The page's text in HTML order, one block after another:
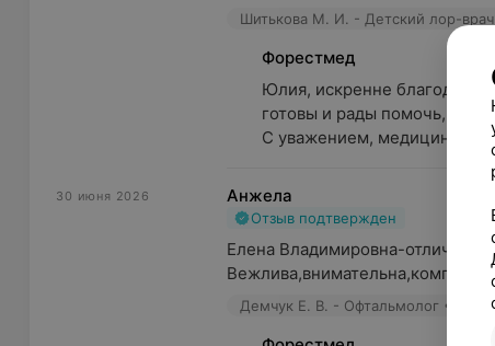
Шитькова М. И. - Детский лор-
Форестмед
Юлия, искренне
готовы и рады помочь,
С уважением, медицинс...
30 июня 2026 Анжела
Отзыв подтвержден
Елена Владимировна-отличный
Демчук Е. В. - Офтальмолог •